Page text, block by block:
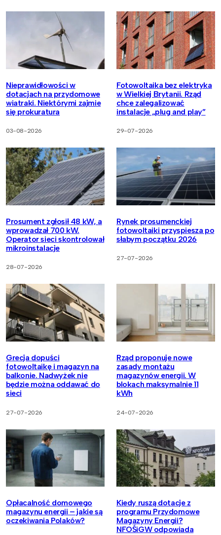
Nieprawidłowości w
dotacjach na przydomowe
wiatraki. Niektórymi zajmie
się prokuratura
03-08-2026
Fotowoltaika bez elektryka
w Wielkiej Brytanii. Rząd
chce zalegalizować
instalacje „plug and play”
29-07-2026
Prosument zgłosił 48 kW, a
wprowadzał 700 kW.
Operator sieci skontrolował
mikroinstalacje
28-07-2026
Rynek prosumenckiej
fotowoltaiki przyspiesza po
słabym początku 2026
27-07-2026
Grecja dopuści
fotowoltaikę i magazyn na
balkonie. Nadwyżek nie
będzie można oddawać do
sieci
27-07-2026
Rząd proponuje nowe
zasady montażu
magazynów energii. W
blokach maksymalnie 11
kWh
24-07-2026
Opłacalność domowego
magazynu energii – jakie są
oczekiwania Polaków?
Kiedy ruszą dotacje z
programu Przydomowe
Magazyny Energii?
NFOŚiGW odpowiada